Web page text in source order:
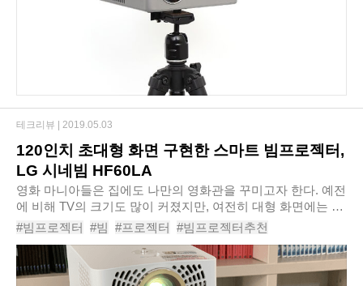
120인치 초대형 화면 구현한 스마트 빔프로젝터,
LG 시네빔 HF60LA
영화 마니아들은 집에도 나만의 영화관을 꾸미고자 한다. 예전
에 비해 TV의 크기도 많이 커졌지만, 여전히 대형 화면에는 TV
보다 빔 프로젝터가 여러모로 유리하다. 예전에는 가정에 빔
프로젝터를 설치해서 홈시어터를 꾸미..
#빔프로젝터 #빔 #프로젝터 #빔프로젝터추천
#빔프로젝트 #LG시네빔 #LG시네빔HF60LA
#LG빔프로젝터
#120인치스크린 #120인치
테크리뷰 | 2019.05.03